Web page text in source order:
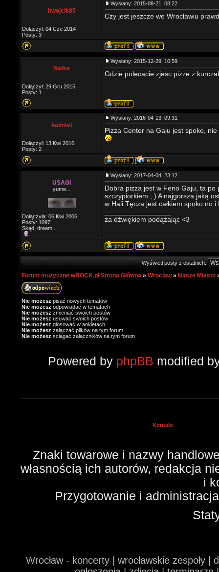
bwojcik85
Dołączył: 04 Cze 2014
Posty: 3
Wysłany: 2015-08-21, 08:22
Czy jest jeszcze we Wrocławiu
Natka
Dołączył: 29 Gru 2015
Posty: 1
Wysłany: 2015-12-29, 10:59
Gdzie polecacie zjesc pizze z
kamset
Dołączył: 13 Kwi 2016
Posty: 2
Wysłany: 2016-04-13, 09:31
Pizza Center na Gaju jest spoko,
USAGI
yume...
Dołączyła: 06 Kwi 2006
Posty: 1097
Skąd: dream...
Wysłany: 2017-04-04, 23:12
Dobra pizza jest w Ferio Gaju, ta
szczypiorkiem ; ) A najgorsza jaką
w Hali Tęcza jest całkiem spoko no
za dźwiękiem podążając <3
Wyświetl posty z ostatnich:
Forum muzyczne wROCK.pl Strona Główna » Wroclaw» Nasze Miasto
Nie możesz pisać nowych tematów
Nie możesz odpowiadać w tematach
Nie możesz zmieniać swoich postów
Nie możesz usuwać swoich postów
Nie możesz głosować w ankietach
Nie możesz załączać plików na tym forum
Nie możesz ściągać załączników na tym forum
Powered by phpBB modified
Kontakt
Znaki towarowe i nazwy
własnością ich autorów, redakcja
i
Przygotowanie i
Wrocław - koncerty | wrocławskie zespoły